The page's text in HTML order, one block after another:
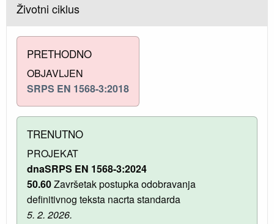
Životni ciklus
PRETHODNO
OBJAVLJEN
SRPS EN 1568-3:2018
TRENUTNO
PROJEKAT
dnaSRPS EN 1568-3:2024
50.60Završetak postupka odobravanja
definitivnog teksta nacrta standarda
5. 2. 2026.